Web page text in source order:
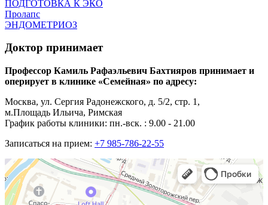
ПОДГОТОВКА К ЭКО
Пролапс
ЭНДОМЕТРИОЗ
Доктор принимает
Профессор Камиль Рафаэльевич Бахтияров принимает и
оперирует в клинике «Семейная» по адресу:
Москва, ул. Сергия Радонежского, д. 5/2, стр. 1,
м.Площадь Ильича, Римская
График работы клиники: пн.-вск. : 9.00 - 21.00
Записаться на прием: +7 985-786-22-55